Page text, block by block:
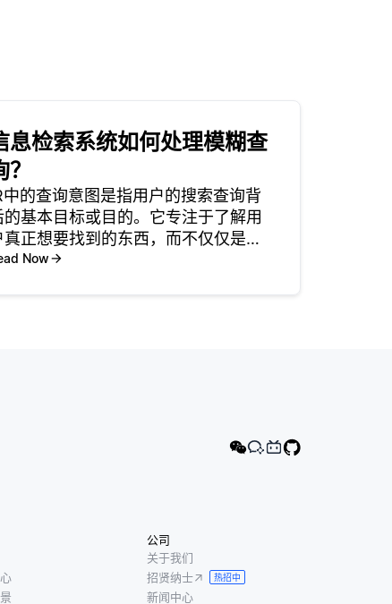
息检索系统如何处理模糊查
？
中的查询意图是指用户的搜索查询背
的基本目标或目的。它专注于了解用
真正想要找到的东西，而不仅仅是他
输入的单词。查询意图可以分为不同
Now
公司
关于我们
招贤纳士
热招中
新闻中心